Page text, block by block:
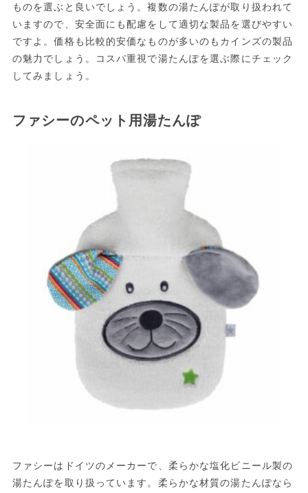
ものを選ぶと良いでしょう。複数の湯たんぽが取り扱われて
いますので、安全面にも配慮をして適切な製品を選びやすい
ですよ。価格も比較的安価なものが多いのもカインズの製品
の魅力でしょう。コスパ重視で湯たんぽを選ぶ際にチェック
してみましょう。
ファシーのペット用湯たんぽ
ファシーはドイツのメーカーで、柔らかな塩化ビニール製の
湯たんぽを取り扱っています。柔らかな材質の湯たんぽなら